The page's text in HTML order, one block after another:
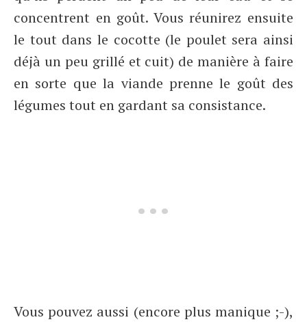
concentrent en goût. Vous réunirez ensuite
le tout dans le cocotte (le poulet sera ainsi
déjà un peu grillé et cuit) de manière à faire
en sorte que la viande prenne le goût des
légumes tout en gardant sa consistance.
Vous pouvez aussi (encore plus manique ;-),